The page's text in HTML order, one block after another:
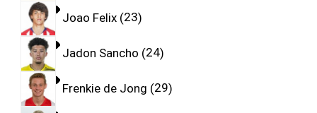
Joao Felix 23
Jadon Sancho 24
Frenkie de Jong 29